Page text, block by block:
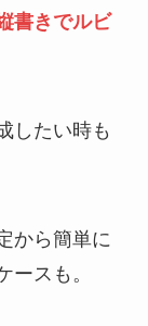
書きでルビ
したい時も
から簡単に
ースも。